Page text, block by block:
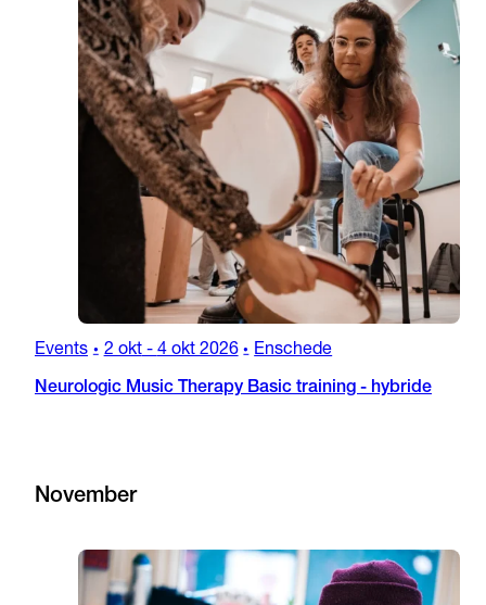
Events • 2 okt- 4 okt 2026 • Enschede
Neurologic Music Therapy Basic training - hybride
November